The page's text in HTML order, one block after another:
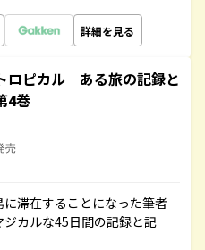
詳細を見る
ロピカル ある旅の記録と
4巻
売
滞在することになった筆者
カルな45日間の記録と記